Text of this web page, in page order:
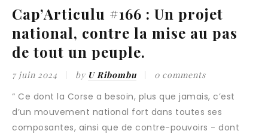
Cap’Articulu #166 : Un projet
national, contre la mise au pas
de tout un peuple.
7 juin 2024 by U Ribombu 0 comments
“ Ce dont la Corse a besoin, plus que jamais, c’est
d’un mouvement national fort dans toutes ses
composantes, ainsi que de contre-pouvoirs - dont